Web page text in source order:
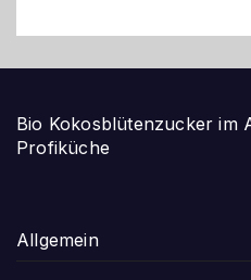
Bio Kokosblütenzucker im
Profiküche
Allgemein